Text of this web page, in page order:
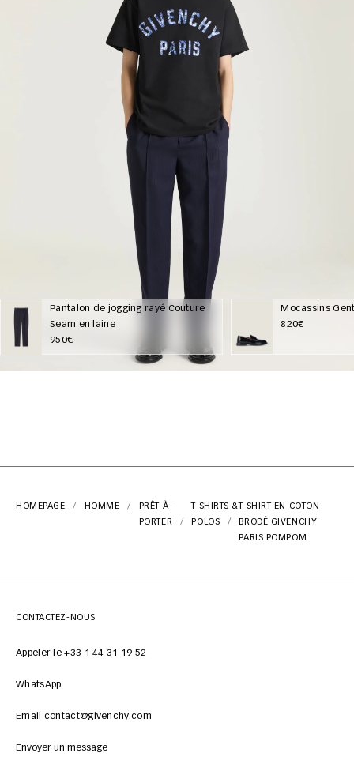
Pantalon de jogging rayé Couture
Seam en laine
950€
Mocassins
820€
HOMEPAGE HOMME
PRÊT-À-
PORTER
T-SHIRTS &
POLOS
T-SHIRT EN COTON
BRODÉ GIVENCHY
PARIS POMPOM
CONTACTEZ-NOUS
Appeler le +33 1 44 31 19 52
WhatsApp
Email contact@givenchy.com
Envoyer un message